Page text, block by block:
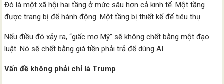
Đó là một xã hội hai tầng ở mức sâu hơn cả kinh tế. Một tầng
được trang bị để hành động. Một tầng bị thiết kế để tiêu thụ.
Nếu điều đó xảy ra, “giấc mơ Mỹ” sẽ không chết bằng một đạo
luật. Nó sẽ chết bằng giá tiền phải trả để dùng AI.
Vấn đề không phải chỉ là Trump